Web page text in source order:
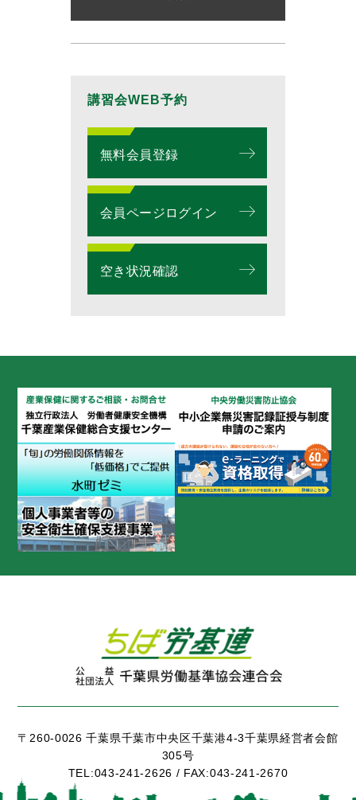
講習会WEB予約
無料会員登録
会員ページログイン
空き状況確認
〒260-0026 千葉県千葉市中央区千葉港4-3千葉県経営者会館
305号
TEL:043-241-2626 / FAX:043-241-2670